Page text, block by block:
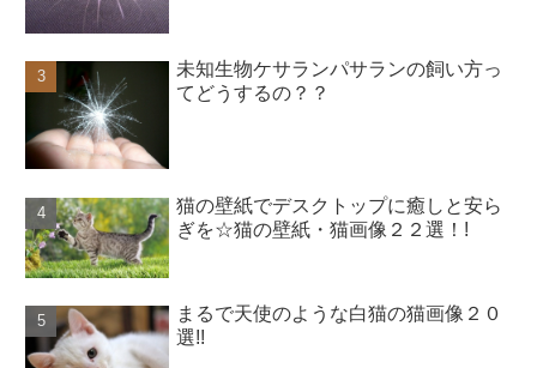
未知生物ケサランパサランの飼い方っ
てどうするの？？
猫の壁紙でデスクトップに癒しと安ら
ぎを☆猫の壁紙・猫画像２２選！!
まるで天使のような白猫の猫画像２０
選!!